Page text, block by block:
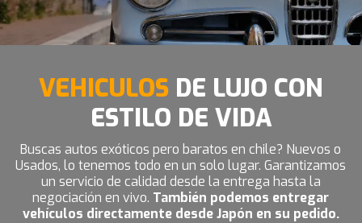
VEHICULOS DE LUJO CON
ESTILO DE VIDA
Buscas autos exóticos pero baratos en chile? Nuevos o
Usados, lo tenemos todo en un solo lugar. Garantizamos
un servicio de calidad desde la entrega hasta la
negociación en vivo. También podemos entregar
vehículos directamente desde Japón en su pedido.